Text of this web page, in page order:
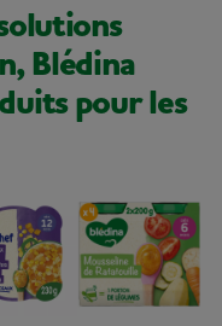
Blédina
pour les